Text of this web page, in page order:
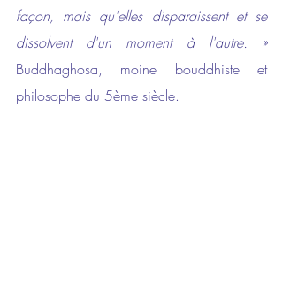
façon, mais qu'elles disparaissent et se
dissolvent d'un moment à l'autre. »
Buddhaghosa, moine bouddhiste et
philosophe du 5ème siècle.